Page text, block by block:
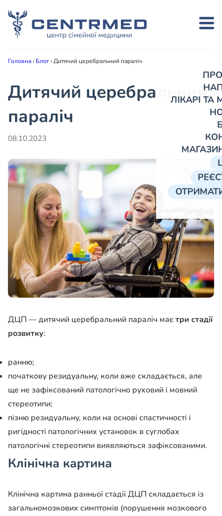
ЛІКАРІ
Головна› Блог›Дитячий церебральний параліч
Дитячий церебральний
параліч
08.10.2023
ДЦП — дитячий церебральний параліч маєтри стадії
розвитку:
ранню;
початкову резидуальну, коли вже складається, але
ще не зафіксований патологічно руховий і мовний
стереотипи;
пізню резидуальну, коли на основі спастичності і
ригідності патологічних установок в суглобах
патологічні стереотипи виявляються зафіксованими.
Клінічна картина
Клінічна картина ранньої стадії ДЦП складається із
загальномозкових симптомів (порушення мозкового